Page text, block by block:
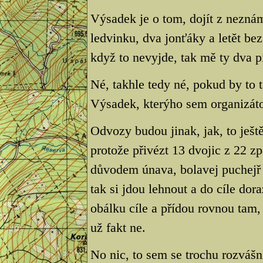
Výsadek je o tom, dojít z
ledvinku, dva jonťáky a letět
když to nevyjde, tak mě ty dva
Né, takhle tedy né, pokud by to
Výsadek, kterýho sem
Odvozy budou jinak, jak, to
protože přivézt 13 dvojic z 22
důvodem únava, bolavej
tak si jdou lehnout a do cíle
obálku cíle a přídou rovnou
už fakt ne.
No nic, to sem se trochu